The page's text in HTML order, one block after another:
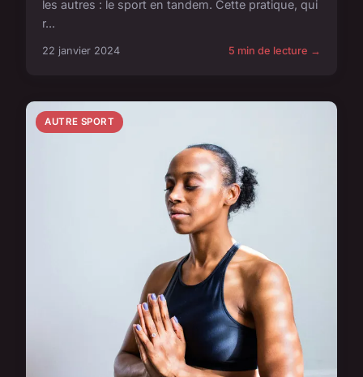
les autres : le sport en tandem. Cette pratique, qui
r...
22 janvier 2024 5 min de lecture →
AUTRE SPORT